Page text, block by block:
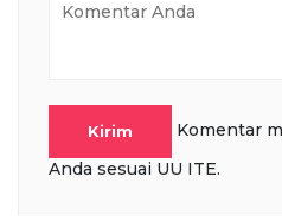
Kirim
Komentar
Anda sesuai UU ITE.